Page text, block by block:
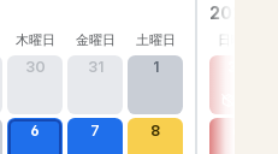
木曜日 金曜日 土曜日
30 31 1
6 7 8
2026年
日曜日